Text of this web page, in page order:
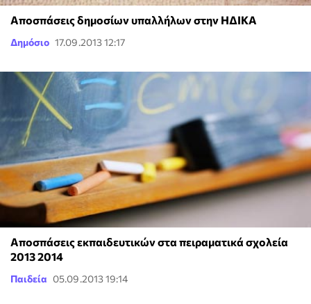
Αποσπάσεις δημοσίων υπαλλήλων στην ΗΔΙΚΑ
Δημόσιο 17.09.2013 12:17
Αποσπάσεις εκπαιδευτικών στα πειραματικά σχολεία
2013 2014
Παιδεία 05.09.2013 19:14